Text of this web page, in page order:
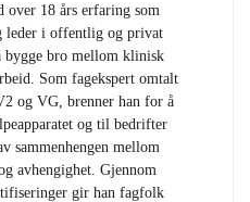
over 18 års erfaring som
leder i offentlig og privat
bygge bro mellom klinisk
Som fagekspert omtalt
og VG, brenner han for å
og til bedrifter
sammenhengen mellom
avhengighet. Gjennom
gir han fagfolk